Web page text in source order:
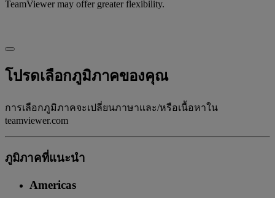
TeamViewer may offer greater flexibility.
โปรดเลือกภูมิภาคของคุณ
การเลือกภูมิภาคจะเปลี่ยนภาษาและ/หรือเนื้อหาใน
teamviewer.com
ภูมิภาคที่แนะนํา
Americas